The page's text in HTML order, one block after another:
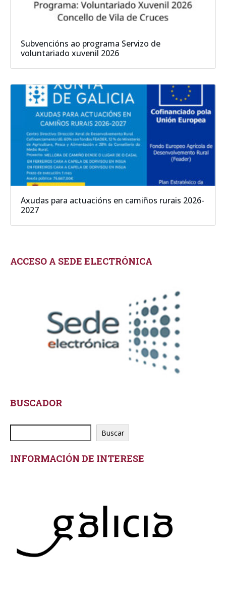
Subvencións ao programa Servizo de
voluntariado xuvenil 2026
Axudas para actuacións en camiños rurais 2026-
2027
ACCESO A SEDE ELECTRÓNICA
BUSCADOR
Buscar
INFORMACIÓN DE INTERESE